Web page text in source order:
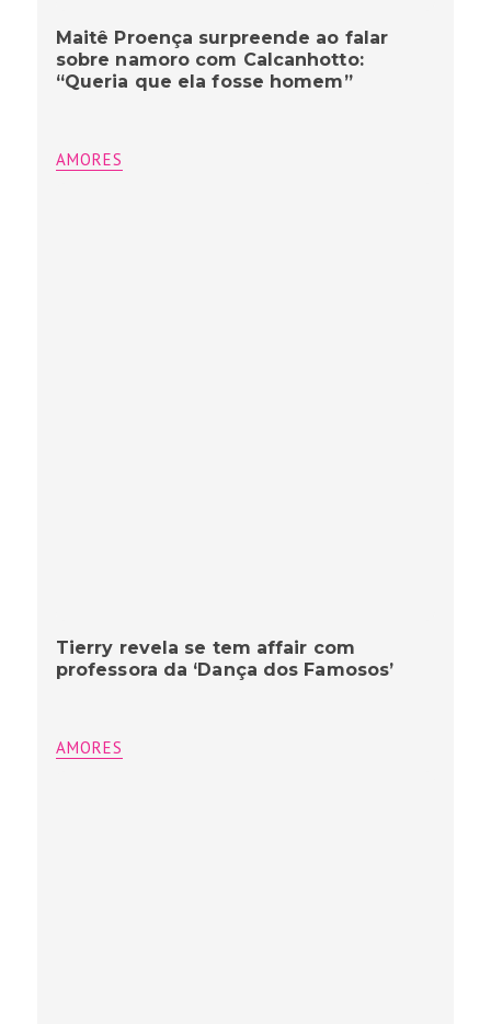
Maitê Proença surpreende ao falar
sobre namoro com Calcanhotto:
“Queria que ela fosse homem”
AMORES
Tierry revela se tem affair com
professora da ‘Dança dos Famosos’
AMORES